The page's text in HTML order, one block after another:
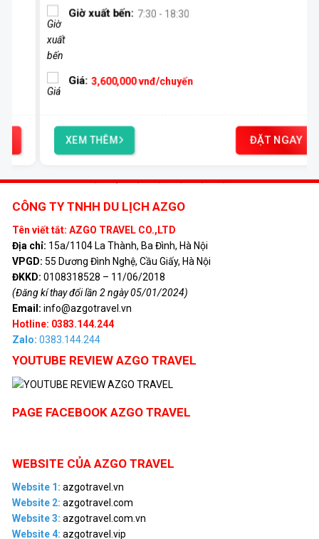
Giờ xuất bến: 7:30 - 18:30
Giá: 3,600,000vnđ/chuyến
XEM THÊM ĐẶT NGAY
CÔNG TY TNHH DU LỊCH AZGO
Tên viết tắt: AZGO TRAVEL CO.,LTD
Địa chỉ: 15a/1104 La Thành, Ba Đình, Hà Nội
VPGD: 55 Dương Đình Nghệ, Cầu Giấy, Hà Nội
ĐKKD: 0108318528 – 11/06/2018
(Đăng kí thay đổi lần 2 ngày 05/01/2024)
Email: info@azgotravel.vn
Hotline: 0383.144.244
Zalo: 0383.144.244
YOUTUBE REVIEW AZGO TRAVEL
PAGE FACEBOOK AZGO TRAVEL
WEBSITE CỦA AZGO TRAVEL
Website 1: azgotravel.vn
Website 2: azgotravel.com
Website 3: azgotravel.com.vn
Website 4: azgotravel.vip